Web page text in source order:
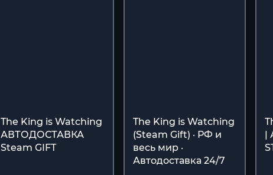
The King is Watching
АВТОДОСТАВКА
Steam GIFT
The King is Watching
(Steam Gift) · РФ и
весь мир ·
Автодоставка 24/7
|